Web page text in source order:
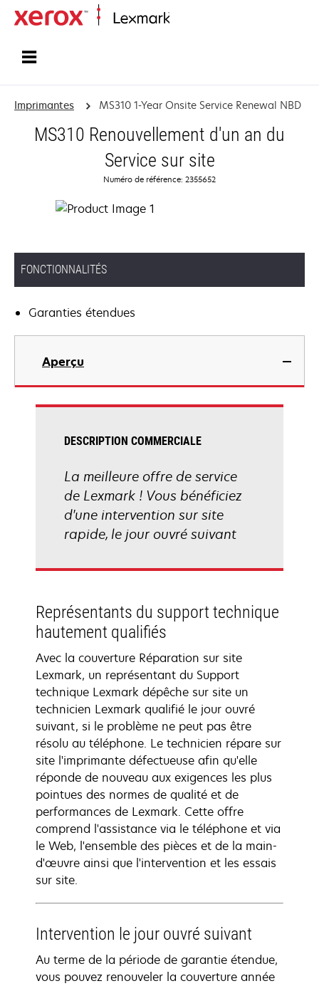
Imprimantes MS310 1-Year Onsite Service Renewal NBD
MS310 Renouvellement d'un an du
Service sur site
Numéro de référence: 2355652
FONCTIONNALITÉS
Garanties étendues
Aperçu
DESCRIPTION COMMERCIALE
La meilleure offre de service
de Lexmark ! Vous bénéficiez
d'une intervention sur site
rapide, le jour ouvré suivant
Représentants du support technique
hautement qualifiés
Avec la couverture Réparation sur site
Lexmark, un représentant du Support
technique Lexmark dépêche sur site un
technicien Lexmark qualifié le jour ouvré
suivant, si le problème ne peut pas être
résolu au téléphone. Le technicien répare sur
site l'imprimante défectueuse afin qu'elle
réponde de nouveau aux exigences les plus
pointues des normes de qualité et de
performances de Lexmark. Cette offre
comprend l'assistance via le téléphone et via
le Web, l'ensemble des pièces et de la main-
d'œuvre ainsi que l'intervention et les essais
sur site.
Intervention le jour ouvré suivant
Au terme de la période de garantie étendue,
vous pouvez renouveler la couverture année